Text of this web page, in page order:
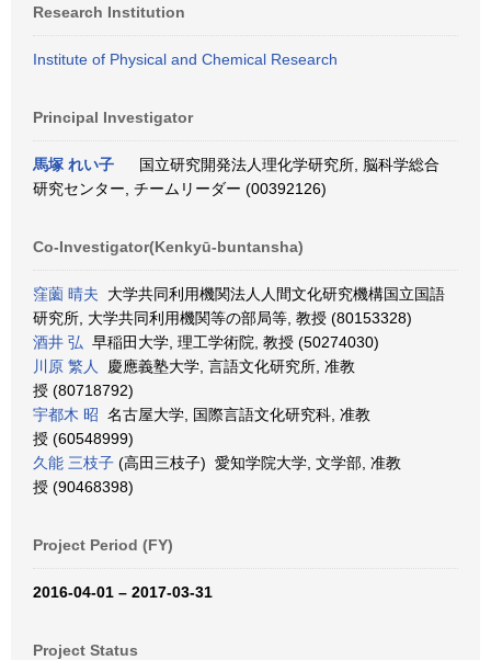
Research Institution
Institute of Physical and Chemical Research
Principal Investigator
馬塚 れい子
国立研究開発法人理化学研究所, 脳科学総合
研究センター, チームリーダー (00392126)
Co-Investigator(Kenkyū-buntansha)
窪薗 晴夫 大学共同利用機関法人人間文化研究機構国立国語
研究所, 大学共同利用機関等の部局等, 教授 (80153328)
酒井 弘 早稲田大学, 理工学術院, 教授 (50274030)
川原 繁人
慶應義塾大学, 言語文化研究所, 准教
授 (80718792)
宇都木 昭 名古屋大学, 国際言語文化研究科, 准教
授 (60548999)
久能 三枝子 (高田三枝子) 愛知学院大学, 文学部, 准教
授 (90468398)
Project Period (FY)
2016-04-01 – 2017-03-31
Project Status